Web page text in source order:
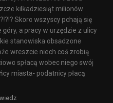
kilkadziesiąt milionów
Skoro wszyscy pchają się
góry, a pracy w urzędzie z ulicy
stanowiska obsadzone
wreszcie niech coś zrobią
spłacą wobec niego swój
miasta- podatnicy płacą